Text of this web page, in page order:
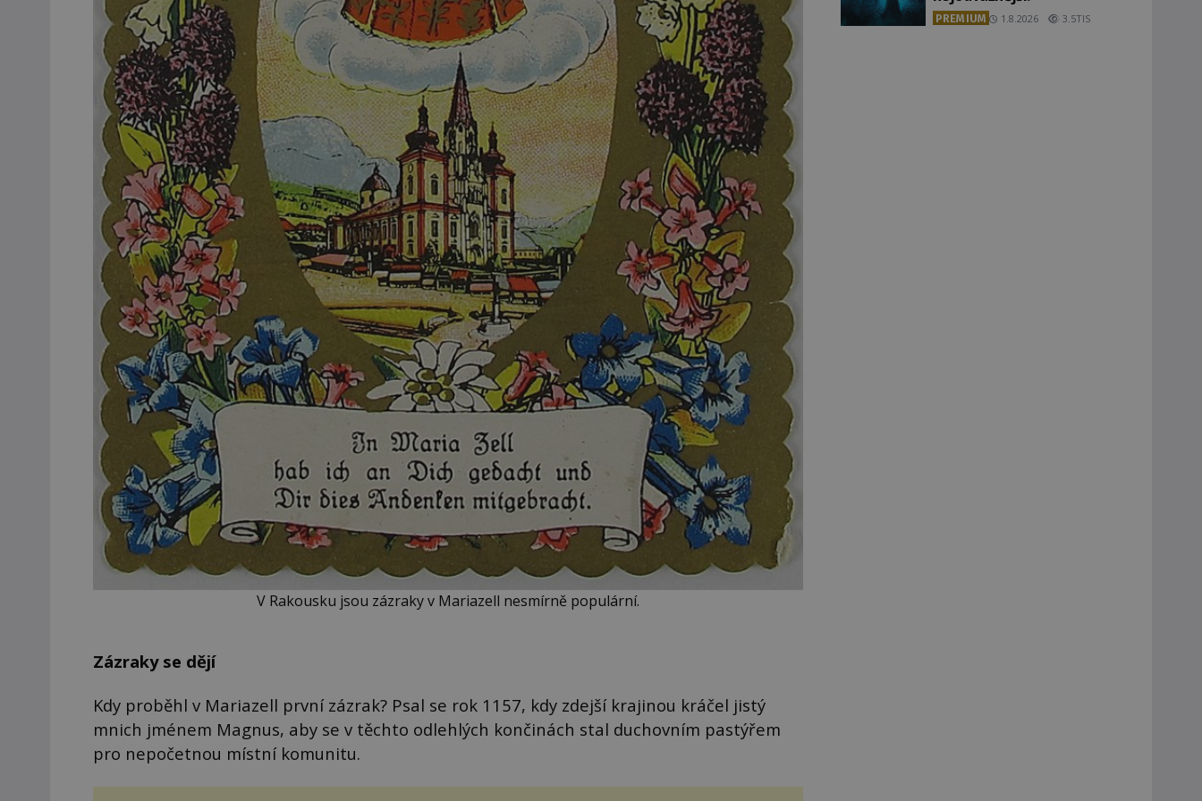
V Rakousku jsou zázraky v Mariazell nesmírně populární.
Zázraky se dějí
Kdy proběhl v Mariazell první zázrak? Psal se rok 1157, kdy zdejší krajinou kráčel jistý
mnich jménem Magnus, aby se v těchto odlehlých končinách stal duchovním pastýřem
pro nepočetnou místní komunitu.
PREMIUM 1.8.2026 3.5TIS